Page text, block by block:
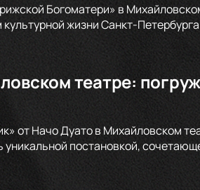
Богоматери» в
жизни Санкт-
театре:
от Начо Дуато в Михайловском
постановкой,